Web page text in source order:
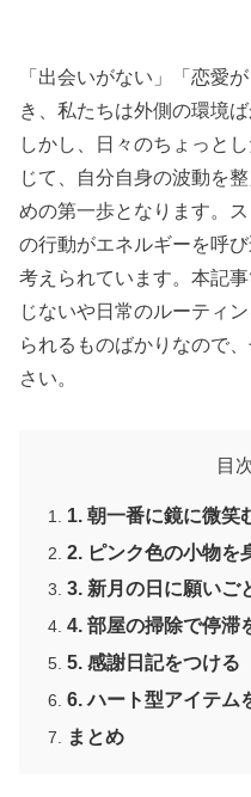
「出会いがない」「恋愛
き、私たちは外側の環境
しかし、日々のちょっと
じて、自分自身の波動を
めの第一歩となります。
の行動がエネルギーを呼
考えられています。本記
じないや日常のルーティ
られるものばかりなので
さい。
目
1. 朝一番に鏡に微笑
2. ピンク色の小物を
3. 新月の日に願いご
4. 部屋の掃除で停滞
5. 感謝日記をつける
6. ハート型アイテム
まとめ